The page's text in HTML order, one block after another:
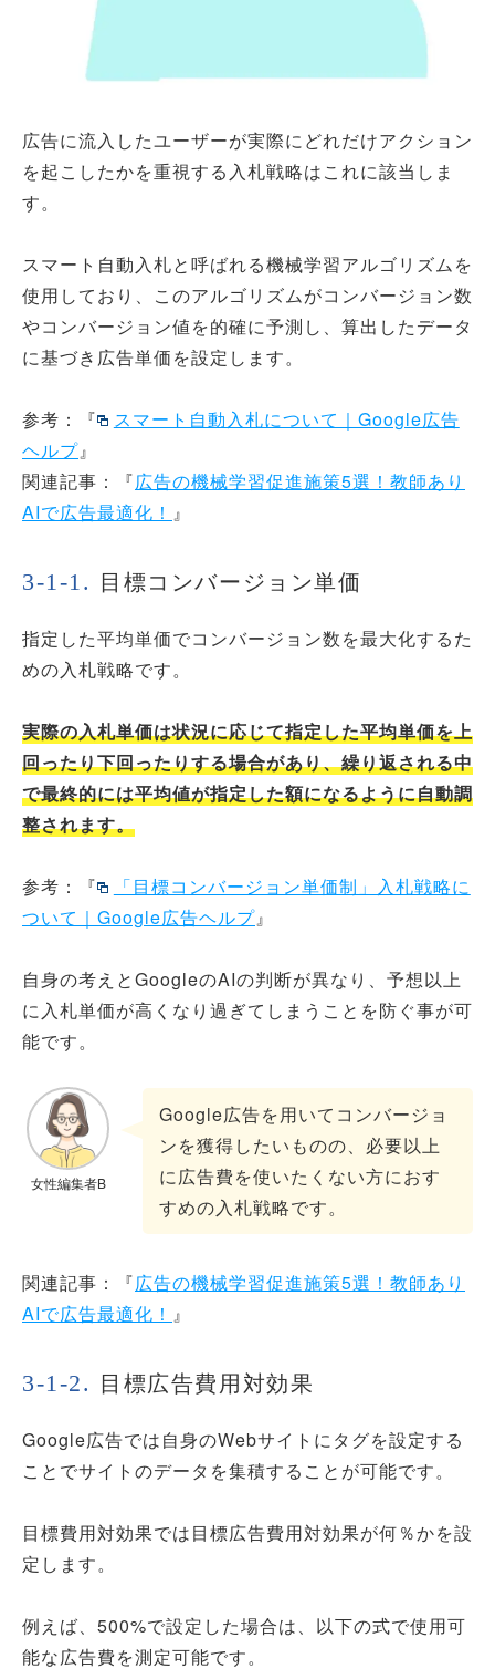
広告に流入したユーザーが実際にどれだけアクション
を起こしたかを重視する入札戦略はこれに該当しま
す。
スマート自動入札と呼ばれる機械学習アルゴリズムを
使用しており、このアルゴリズムがコンバージョン数
やコンバージョン値を的確に予測し、算出したデータ
に基づき広告単価を設定します。
参考：『
スマート自動入札について｜Google広告
ヘルプ』
関連記事：『広告の機械学習促進施策5選！教師あり
AIで広告最適化！ 』
目標コンバージョン単価
指定した平均単価でコンバージョン数を最大化するた
めの入札戦略です。
実際の入札単価は状況に応じて指定した平均単価を上
回ったり下回ったりする場合があり、繰り返される中
で最終的には平均値が指定した額になるように自動調
整されます。
参考：『
「目標コンバージョン単価制」入札戦略に
ついて｜Google広告ヘルプ』
自身の考えとGoogleのAIの判断が異なり、予想以上
に入札単価が高くなり過ぎてしまうことを防ぐ事が可
能です。
女性編集者B
Google広告を用いてコンバージョ
ンを獲得したいものの、必要以上
に広告費を使いたくない方におす
すめの入札戦略です。
関連記事：『広告の機械学習促進施策5選！教師あり
AIで広告最適化！ 』
目標広告費用対効果
Google広告では自身のWebサイトにタグを設定する
ことでサイトのデータを集積することが可能です。
目標費用対効果では目標広告費用対効果が何％かを設
定します。
例えば、500%で設定した場合は、以下の式で使用可
能な広告費を測定可能です。